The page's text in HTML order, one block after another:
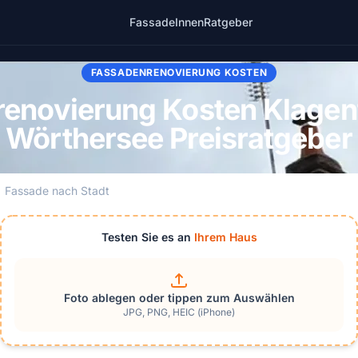
FassadeInnenRatgeber
FASSADENRENOVIERUNG KOSTEN
Kosten
Wörthersee Preisratgeber
Fassade nach Stadt
Testen Sie es an Ihrem Haus
Foto ablegen oder tippen zum Auswählen
JPG, PNG, HEIC (iPhone)